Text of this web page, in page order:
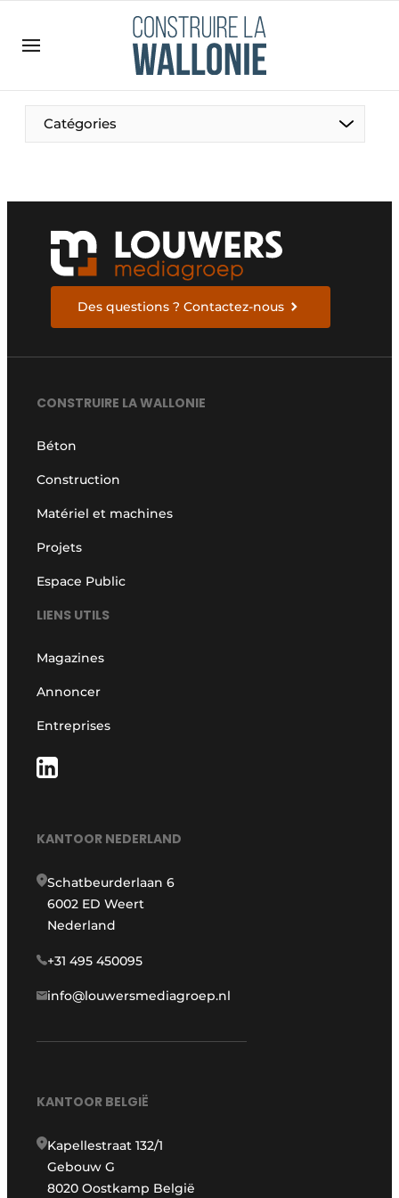
Emploi
Enregistrer une offre d’emploi
Home
Meest gelezen
Newsletter
Privacy / Cookie statement
S’inscrire à l’événement
Video’s
Catégories
Contrôle d’accès
Éclairage
Fondations
Façades
Géotextiles
Infrastructures souterraines et égouttage
Sécurité incendie
Des questions ? Contactez-nous
CONSTRUIRE LA WALLONIE
Béton
Construction
Matériel et machines
Projets
Espace Public
LIENS UTILS
Magazines
Annoncer
Entreprises
KANTOOR NEDERLAND
Schatbeurderlaan 6
6002 ED Weert
Nederland
+31 495 450095
info@louwersmediagroep.nl
KANTOOR BELGIË
Kapellestraat 132/1
Gebouw G
8020 Oostkamp België